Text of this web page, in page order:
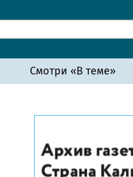
Смотри «В теме»